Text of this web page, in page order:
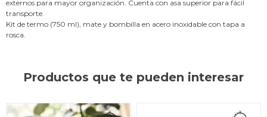
externos para mayor organización. Cuenta con asa superior para fácil
transporte.
Kit de termo (750 ml), mate y bombilla en acero inoxidable con tapa a
rosca.
Productos que te pueden interesar